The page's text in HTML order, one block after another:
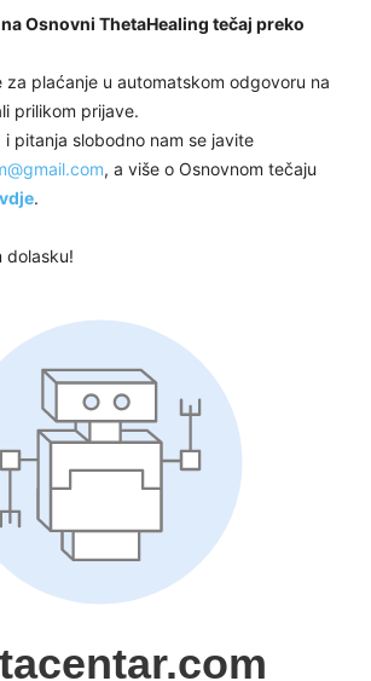
Osnovni ThetaHealing tečaj preko
za plaćanje u automatskom odgovoru na
prilikom prijave.
pitanja slobodno nam se javite
, a više o Osnovnom tečaju
.
dolasku!